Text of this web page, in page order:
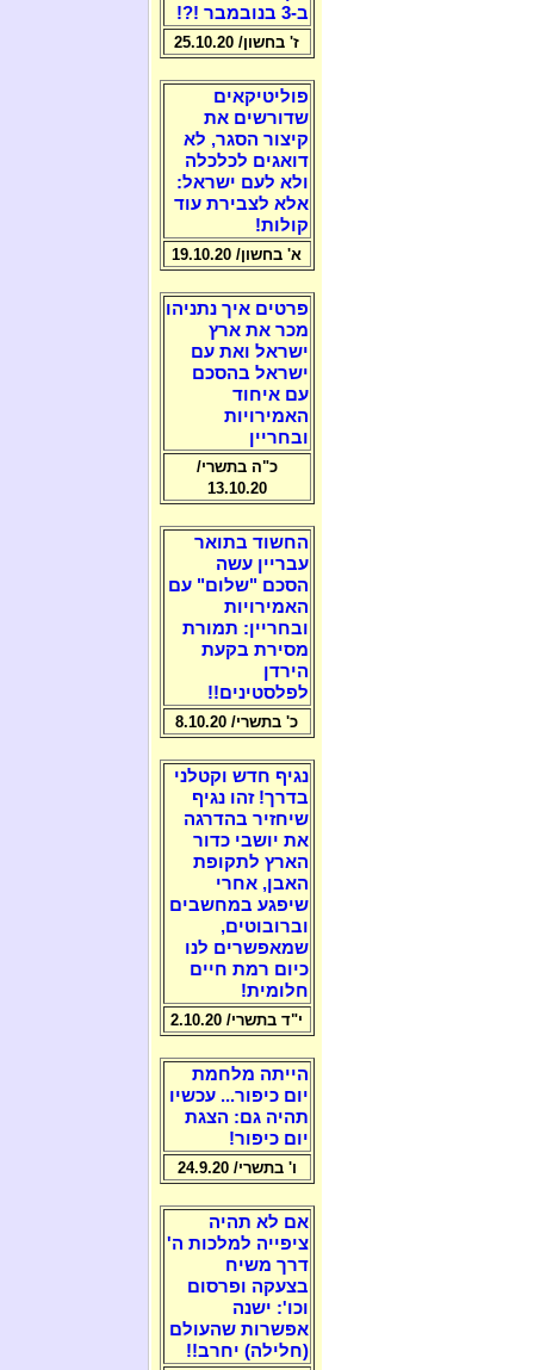
ב-3 בנובמבר !?!
ז' בחשון/ 25.10.20
פוליטיקאים
שדורשים את
קיצור הסגר, לא
דואגים לכלכלה
ולא לעם ישראל:
אלא לצבירת עוד
קולות!
א' בחשון/ 19.10.20
פרטים איך נתניהו
מכר את ארץ
ישראל ואת עם
ישראל בהסכם
עם איחוד
האמירויות
ובחריין
כ"ה בתשרי/
13.10.20
החשוד בתואר
עבריין עשה
הסכם "שלום" עם
האמירויות
ובחריין: תמורת
מסירת בקעת
הירדן
לפלסטינים!!
כ' בתשרי/ 8.10.20
נגיף חדש וקטלני
בדרך! זהו נגיף
שיחזיר בהדרגה
את יושבי כדור
הארץ לתקופת
האבן, אחרי
שיפגע במחשבים
וברובוטים,
שמאפשרים לנו
כיום רמת חיים
חלומית!
י"ד בתשרי/ 2.10.20
הייתה מלחמת
יום כיפור... עכשיו
תהיה גם: הצגת
יום כיפור!
ו' בתשרי/ 24.9.20
אם לא תהיה
ציפייה למלכות ה'
דרך משיח
בצעקה ופרסום
וכו': ישנה
אפשרות שהעולם
(חלילה) יחרב!!